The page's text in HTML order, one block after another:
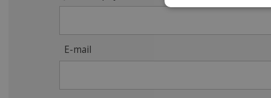
E-mail